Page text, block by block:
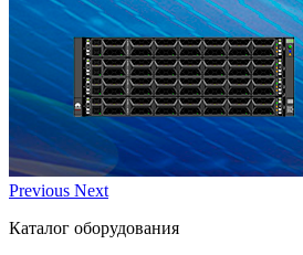
Previous Next
Каталог оборудования